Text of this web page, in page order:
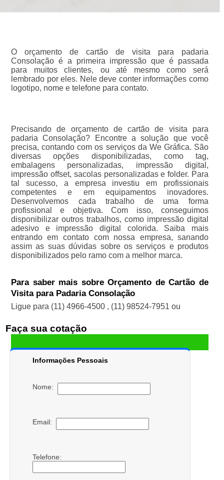
O orçamento de cartão de visita para padaria
Consolação é a primeira impressão que é passada
para muitos clientes, ou até mesmo como será
lembrado por eles. Nele deve conter informações como
logotipo, nome e telefone para contato.
Precisando de orçamento de cartão de visita para
padaria Consolação? Encontre a solução que você
precisa, contando com os serviços da We Gráfica. São
diversas opções disponibilizadas, como tag,
embalagens personalizadas, impressão digital,
impressão offset, sacolas personalizadas e folder. Para
tal sucesso, a empresa investiu em profissionais
competentes e em equipamentos inovadores.
Desenvolvemos cada trabalho de uma forma
profissional e objetiva. Com isso, conseguimos
disponibilizar outros trabalhos, como impressão digital
adesivo e impressão digital colorida. Saiba mais
entrando em contato com nossa empresa, sanando
assim as suas dúvidas sobre os serviços e produtos
disponibilizados pelo ramo com a melhor marca.
Para saber mais sobre Orçamento de Cartão de
Visita para Padaria Consolação
Ligue para (11) 4966-4500 , (11) 98524-7951 ou
Faça sua cotação
Informações Pessoais
Nome:
Email:
Telefone: